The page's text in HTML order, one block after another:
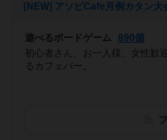
[NEW] アソビCafe月例カタン大
遊べるボードゲーム
890個
初心者さん、お一人様、女性歓
るカフェバー。